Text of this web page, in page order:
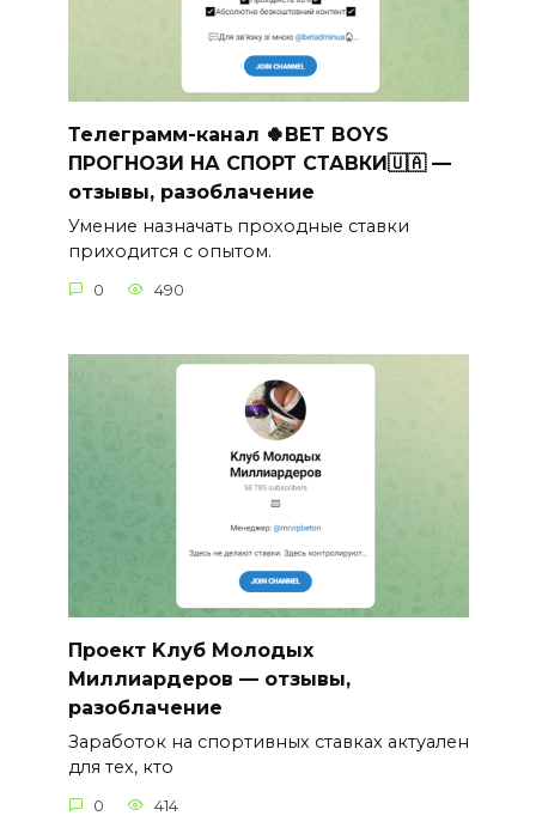
Телеграмм-канал 🍀BET BOYS
ПРОГНОЗИ НА СПОРТ СТАВКИ🇺🇦 —
отзывы, разоблачение
Умение назначать проходные ставки
приходится с опытом.
0 490
Проект Kлуб Молодых
Миллиардеров — отзывы,
разоблачение
Заработок на спортивных ставках актуален
для тех, кто
0 414